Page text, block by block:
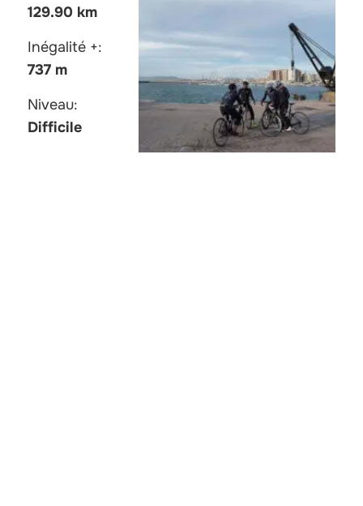
129.90 km
Inégalité +:
737 m
Niveau:
Difficile